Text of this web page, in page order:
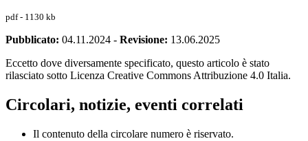
pdf - 1130 kb
Pubblicato: 04.11.2024 - Revisione: 13.06.2025
Eccetto dove diversamente specificato, questo articolo è stato
rilasciato sotto Licenza Creative Commons Attribuzione 4.0 Italia.
Circolari, notizie, eventi correlati
Il contenuto della circolare numero è riservato.